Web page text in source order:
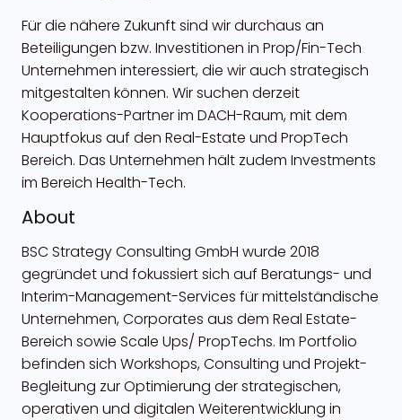
Für die nähere Zukunft sind wir durchaus an
Beteiligungen bzw. Investitionen in Prop/Fin-Tech
Unternehmen interessiert, die wir auch strategisch
mitgestalten können. Wir suchen derzeit
Kooperations-Partner im DACH-Raum, mit dem
Hauptfokus auf den Real-Estate und PropTech
Bereich. Das Unternehmen hält zudem Investments
im Bereich Health-Tech.
About
BSC Strategy Consulting GmbH wurde 2018
gegründet und fokussiert sich auf Beratungs- und
Interim-Management-Services für mittelständische
Unternehmen, Corporates aus dem Real Estate-
Bereich sowie Scale Ups/ PropTechs. Im Portfolio
befinden sich Workshops, Consulting und Projekt-
Begleitung zur Optimierung der strategischen,
operativen und digitalen Weiterentwicklung in